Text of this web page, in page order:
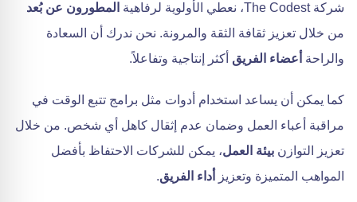
شركة The Codest، نعطي الأولوية لرفاهية
المطورون عن بُعد
من خلال تعزيز ثقافة الثقة والمرونة. نحن ندرك أن السعادة
والراحة أعضاء الفريق أكثر إنتاجية وتفاعلاً.
كما يمكن أن يساعد استخدام أدوات مثل برامج تتبع الوقت في
مراقبة أعباء العمل وضمان عدم إثقال كاهل أي شخص. من خلال
تعزيز التوازن بيئة العمل، يمكن للشركات الاحتفاظ بأفضل
المواهب المتميزة وتعزيز
أداء الفريق.